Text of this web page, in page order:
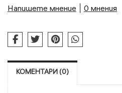
Напишете мнение
0 мнения
КОМЕНТАРИ (0)